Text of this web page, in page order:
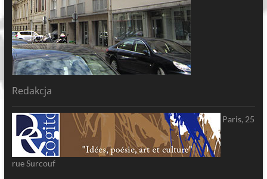
Redakcja
Paris, 25
rue Surcouf